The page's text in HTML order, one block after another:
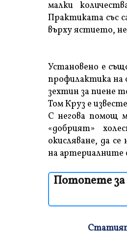
малки
Практиката със
върху ястието,
Установено е
профилактика на
зехтин за пиене
Том Круз е
С негова помощ
«добрият»
окисляване, да
на артериалните
Потопете